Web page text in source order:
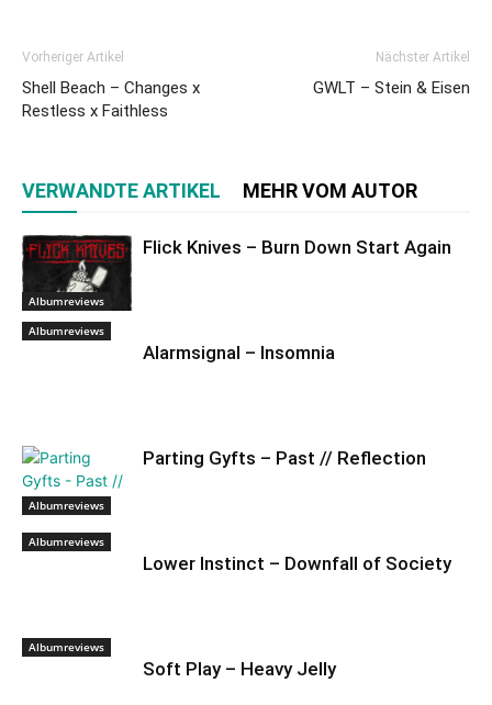
Vorheriger Artikel
Shell Beach – Changes x
Restless x Faithless
Nächster Artikel
GWLT – Stein & Eisen
VERWANDTE ARTIKEL MEHR VOM AUTOR
Albumreviews
Flick Knives – Burn Down Start Again
Albumreviews
Alarmsignal – Insomnia
Albumreviews
Parting Gyfts – Past // Reflection
Albumreviews
Lower Instinct – Downfall of Society
Albumreviews
Soft Play – Heavy Jelly